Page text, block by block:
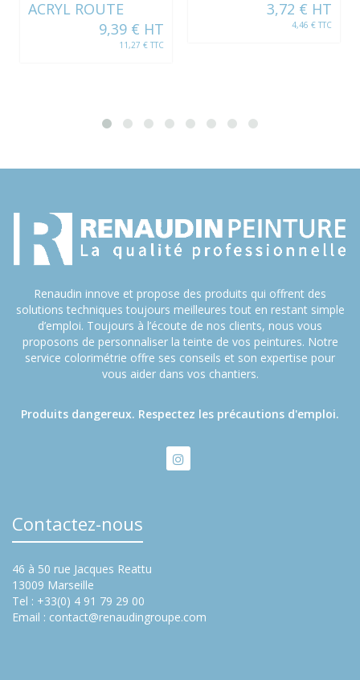
ACRYL ROUTE
9,39 € HT
11,27 € TTC
3,72 € HT
4,46 € TTC
Renaudin innove et propose des produits qui offrent des
solutions techniques toujours meilleures tout en restant simple
d’emploi. Toujours à l’écoute de nos clients, nous vous
proposons de personnaliser la teinte de vos peintures. Notre
service colorimétrie offre ses conseils et son expertise pour
vous aider dans vos chantiers.
Produits dangereux. Respectez les précautions d'emploi.
Contactez-nous
46 à 50 rue Jacques Reattu
13009 Marseille
Tel : +33(0) 4 91 79 29 00
Email : contact@renaudingroupe.com